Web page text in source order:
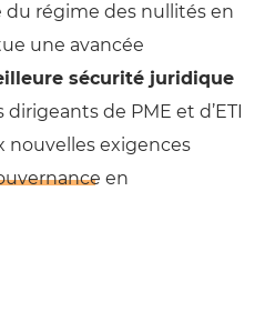
du régime des nullités en
une avancée
sécurité juridique
dirigeants de PME et d’ETI
exigences
en